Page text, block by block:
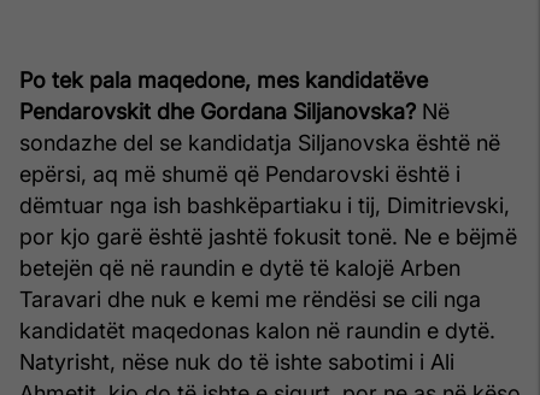
Po tek pala maqedone, mes kandidatëve
Pendarovskit dhe Gordana Siljanovska? Në
sondazhe del se kandidatja Siljanovska është në
epërsi, aq më shumë që Pendarovski është i
dëmtuar nga ish bashkëpartiaku i tij, Dimitrievski,
por kjo garë është jashtë fokusit tonë. Ne e bëjmë
betejën që në raundin e dytë të kalojë Arben
Taravari dhe nuk e kemi me rëndësi se cili nga
kandidatët maqedonas kalon në raundin e dytë.
Natyrisht, nëse nuk do të ishte sabotimi i Ali